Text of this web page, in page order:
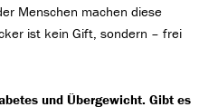
Menschen machen diese
ist kein Gift, sondern – frei
und Übergewicht. Gibt es